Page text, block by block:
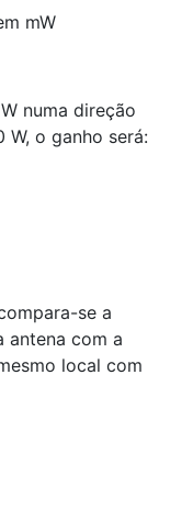
mW
numa direção
W, o ganho será:
se a
antena com a
local com